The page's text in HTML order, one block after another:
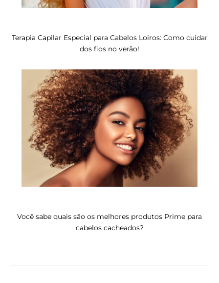
Terapia Capilar Especial para Cabelos Loiros: Como cuidar
dos fios no verão!
Você sabe quais são os melhores produtos Prime para
cabelos cacheados?